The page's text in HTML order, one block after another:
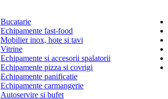
Bucatarie
Echipamente fast-food
Mobilier inox, hote si tavi
Vitrine
Echipamente si accesorii spalatorii
Echipamente pizza si covrigi
Echipamente panificatie
Echipamente carmangerie
Autoservire si bufet